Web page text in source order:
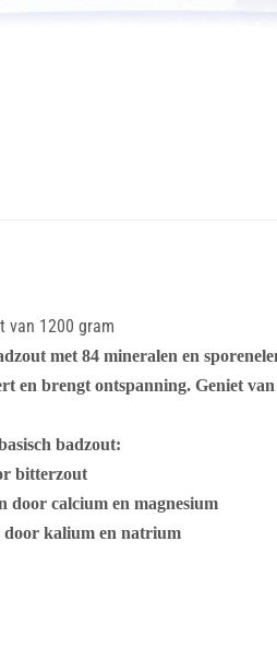
van 1200 gram
met 84 mineralen en
en brengt ontspanning. Geniet
badzout:
bitterzout
door calcium en magnesium
door kalium en natrium